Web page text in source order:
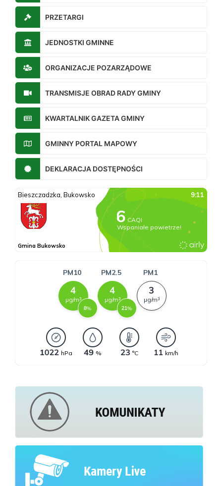
PRZETARGI
JEDNOSTKI GMINNE
ORGANIZACJE POZARZĄDOWE
TRANSMISJE OBRAD RADY GMINY
KWARTALNIK GAZETA GMINY
GMINNY PORTAL MAPOWY
DEKLARACJA DOSTĘPNOŚCI